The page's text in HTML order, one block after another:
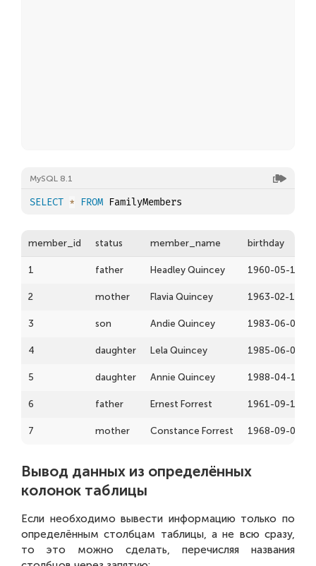
MySQL 8.1
SELECT * FROM
member_id status member_name birthday
1 father Headley Quincey 1960-05-
2 mother Flavia Quincey 1963-02-
3 son Andie Quincey 1983-06-
4 daughter Lela Quincey 1985-06-
5 daughter Annie Quincey 1988-04-
6 father Ernest Forrest 1961-09-
7 mother Constance Forrest 1968-09-
Вывод данных из определённых
колонок таблицы
Если необходимо вывести информацию только по
определённым столбцам таблицы, а не всю сразу,
то это можно сделать, перечисляя названия